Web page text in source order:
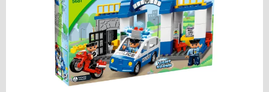
DERNIERS LEGO AJOUTÉS